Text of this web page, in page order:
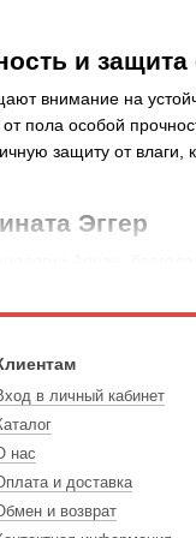
и защита
внимание на
пола особой
защиту от
Эггер
встречается в
и потери
влагостойкого
в личный кабинет
нас
и доставка
и возврат